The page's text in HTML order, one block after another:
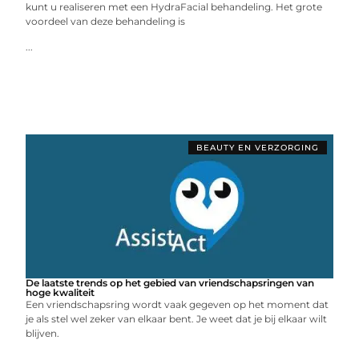
kunt u realiseren met een HydraFacial behandeling. Het grote
voordeel van deze behandeling is
...
BEAUTY EN VERZORGING
De laatste trends op het gebied van vriendschapsringen van
hoge kwaliteit
Een vriendschapsring wordt vaak gegeven op het moment dat
je als stel wel zeker van elkaar bent. Je weet dat je bij elkaar wilt
blijven.